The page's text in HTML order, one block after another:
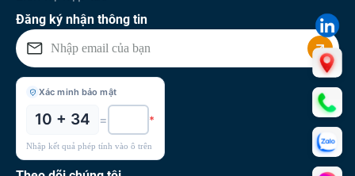
Đăng ký nhận thông tin
Xác minh bảo mật
10 + 34 = *
Nhập kết quả phép tính vào ô trên